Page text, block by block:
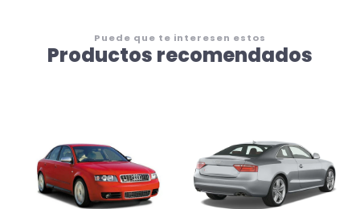
Puede que te interesen estos
Productos recomendados